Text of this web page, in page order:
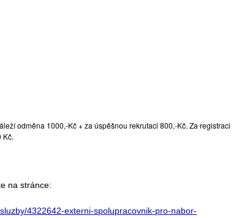
odměna 1000,-Kč + za úspěšnou rekrutaci 800,-Kč. Za registraci
Kč.
na stránce:
4322642-externi-spolupracovnik-pro-nabor-